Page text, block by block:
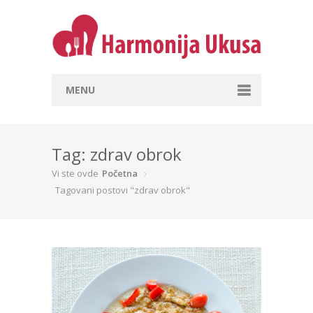
MENU
Hrana i stil života
Recepti
Prema vrsti namirnica
Prema dužini pripreme
Tag: zdrav obrok
Vi ste ovde Početna
Tagovani postovi "zdrav obrok"